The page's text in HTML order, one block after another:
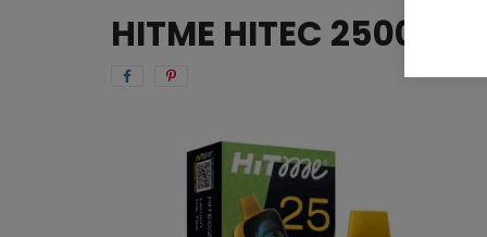
HITME HITEC 25000 -